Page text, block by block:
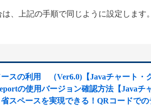
は、上記の手順で同じように設定します。
スの利用 （Ver6.0)【Javaチャート・
の使用バージョン確認方法【Javaチ
スペースを実現できる！QRコードで